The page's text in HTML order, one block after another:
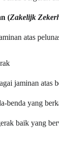
(Zakelijk
atas
jaminan atas
benda yang
baik yang